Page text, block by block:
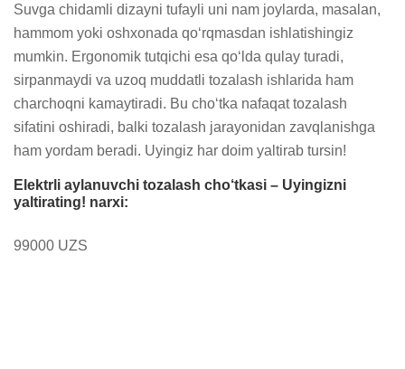
Suvga chidamli dizayni tufayli uni nam joylarda, masalan,
hammom yoki oshxonada qo‘rqmasdan ishlatishingiz
mumkin. Ergonomik tutqichi esa qo‘lda qulay turadi,
sirpanmaydi va uzoq muddatli tozalash ishlarida ham
charchoqni kamaytiradi. Bu cho‘tka nafaqat tozalash
sifatini oshiradi, balki tozalash jarayonidan zavqlanishga
ham yordam beradi. Uyingiz har doim yaltirab tursin!
Elektrli aylanuvchi tozalash cho‘tkasi – Uyingizni
yaltirating! narxi:
99000 UZS